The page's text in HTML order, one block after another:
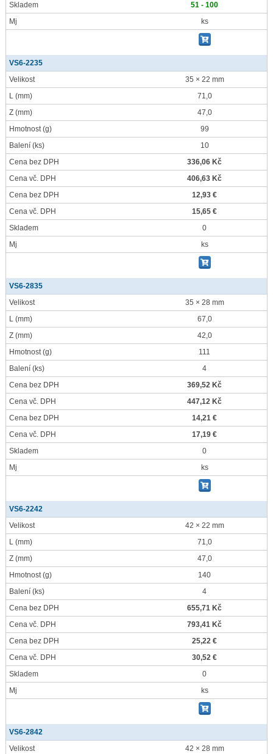
Skladem
51 - 100
Mj
ks
VS6-2235
Velikost
35 × 22 mm
L (mm)
71,0
Z (mm)
47,0
Hmotnost(g)
99
Balení (ks)
10
Cena bez DPH
336,06 Kč
Cena vč. DPH
406,63 Kč
Cena bez DPH
12,93 €
Cena vč. DPH
15,65 €
Skladem
0
Mj
ks
VS6-2835
Velikost
35 × 28 mm
L (mm)
67,0
Z (mm)
42,0
Hmotnost(g)
111
Balení (ks)
4
Cena bez DPH
369,52 Kč
Cena vč. DPH
447,12 Kč
Cena bez DPH
14,21 €
Cena vč. DPH
17,19 €
Skladem
0
Mj
ks
VS6-2242
Velikost
42 × 22 mm
L (mm)
71,0
Z (mm)
47,0
Hmotnost(g)
140
Balení (ks)
4
Cena bez DPH
655,71 Kč
Cena vč. DPH
793,41 Kč
Cena bez DPH
25,22 €
Cena vč. DPH
30,52 €
Skladem
0
Mj
ks
VS6-2842
Velikost
42 × 28 mm